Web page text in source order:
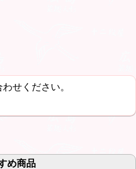
せください。
め商品